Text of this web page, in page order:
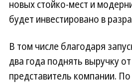
новых стойко-мест и
будет инвестировано в
В том числе благодаря
два года поднять выручку
представитель компании.